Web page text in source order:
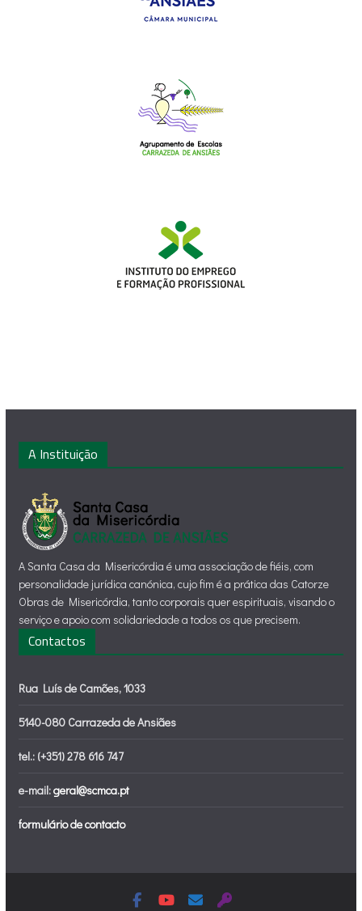
A Instituição
A Santa Casa da Misericórdia é uma associação de fiéis, com
personalidade jurídica canónica, cujo fim é a prática das Catorze
Obras de Misericórdia, tanto corporais quer espirituais, visando o
serviço e apoio com solidariedade a todos os que precisem.
Contactos
Rua Luís de Camões, 1033
5140-080 Carrazeda de Ansiães
tel.: (+351) 278 616 747
e-mail:geral@scmca.pt
formulário de contacto